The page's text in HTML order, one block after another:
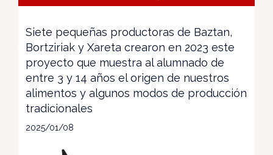
Siete pequeñas productoras de Baztan,
Bortziriak y Xareta crearon en 2023 este
proyecto que muestra al alumnado de
entre 3 y 14 años el origen de nuestros
alimentos y algunos modos de producción
tradicionales
2025/01/08